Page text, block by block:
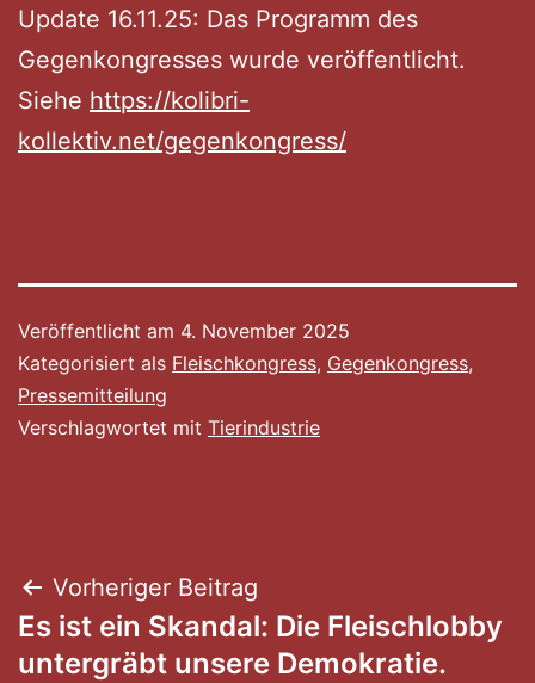
Update 16.11.25: Das Programm des
Gegenkongresses wurde veröffentlicht.
Siehe https://kolibri-
kollektiv.net/gegenkongress/
Veröffentlicht am 4. November 2025
Kategorisiert als Fleischkongress, Gegenkongress,
Pressemitteilung
Verschlagwortet mit Tierindustrie
Beitragsnavigation
Vorheriger Beitrag
Es ist ein Skandal: Die Fleischlobby
untergräbt unsere Demokratie.